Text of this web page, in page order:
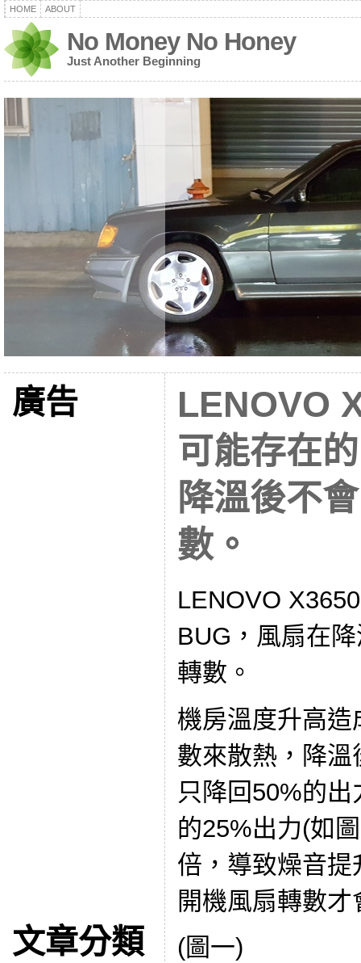
HOME ABOUT
No Money No Honey
Just Another Beginning
廣告
文章分類
LENOVO
可能存在
降溫後不
數。
LENOVO
BUG，風扇在
轉數。
機房溫度升高
數來散熱，降
只降回50%的
的25%出力(如
倍，導致燥音
開機風扇轉數
(圖一)